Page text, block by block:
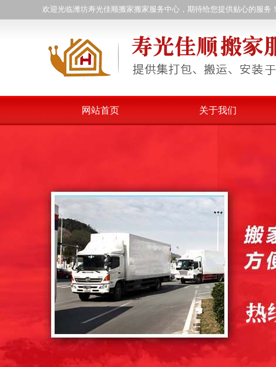
欢迎光临潍坊寿光佳顺搬家搬家服务中心，期待给您提供贴心的服务！
网站首页 关于我们